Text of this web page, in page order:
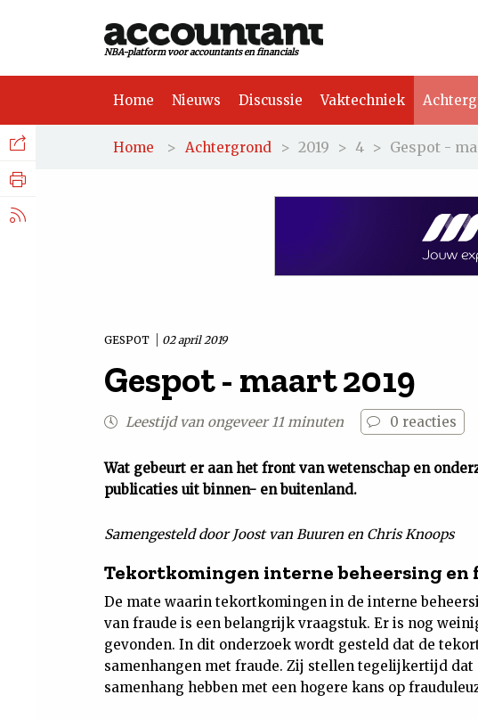
NBA-platform voor accountants en financials
Home Nieuws Discussie Vaktechniek
Home > Achtergrond > 2019 > 4 > Gespot -
GESPOT 02 april 2019
Gespot - maart 2019
Leestijd van ongeveer 11 minuten 0 reacties
Wat gebeurt er aan het front van wetenschap en
publicaties uit binnen- en buitenland.
Samengesteld door Joost van Buuren en Chris Knoops
Tekortkomingen interne beheersing en
De mate waarin tekortkomingen in de interne
van fraude is een belangrijk vraagstuk. Er is nog
gevonden. In dit onderzoek wordt gesteld dat de
samenhangen met fraude. Zij stellen tegelijkertijd
samenhang hebben met een hogere kans op
Facebook
Nieuws